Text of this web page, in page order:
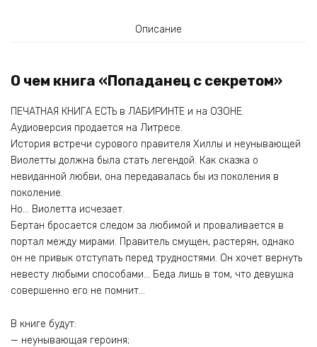
Описание
О чем книга «Попаданец с секретом»
ПЕЧАТНАЯ КНИГА ЕСТЬ в ЛАБИРИНТЕ и на ОЗОНЕ.
Аудиоверсия продается на Литресе.
История встречи сурового правителя Хиллы и неунывающей
Виолетты должна была стать легендой. Как сказка о
невиданной любви, она передавалась бы из поколения в
поколение.
Но… Виолетта исчезает.
Бертан бросается следом за любимой и проваливается в
портал между мирами. Правитель смущен, растерян, однако
он не привык отступать перед трудностями. Он хочет вернуть
невесту любыми способами… Беда лишь в том, что девушка
совершенно его не помнит…
В книге будут:
— неунывающая героиня;